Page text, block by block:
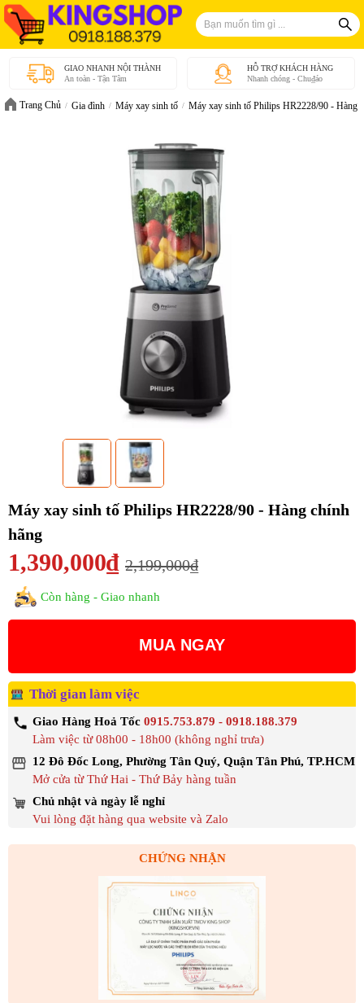
GIAO NHANH NỘI THÀNH
An toàn - Tận Tâm
HỖ TRỢ KHÁCH HÀNG
Nhanh chóng - Chu₫áo
Trang Chủ Gia đình Máy xay sinh tố Máy xay sinh tố Philips HR2228/90 - Hàng
Máy xay sinh tố Philips HR2228/90 - Hàng chính
hãng
1,390,000₫ 2,199,000₫
Còn hàng - Giao nhanh
MUA NGAY
Thời gian làm việc
Giao Hàng Hoả Tốc 0915.753.879 - 0918.188.379
Làm việc từ 08h00 - 18h00 (không nghỉ trưa)
12 Đô Đốc Long, Phường Tân Quý, Quận Tân Phú, TP.HCM
Mở cửa từ Thứ Hai - Thứ Bảy hàng tuần
Chủ nhật và ngày lễ nghỉ
Vui lòng đặt hàng qua website và Zalo
CHỨNG NHẬN